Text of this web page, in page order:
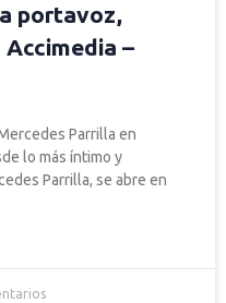
portavoz,
–
Parrilla en
lo más íntimo y
Parrilla, se abre en